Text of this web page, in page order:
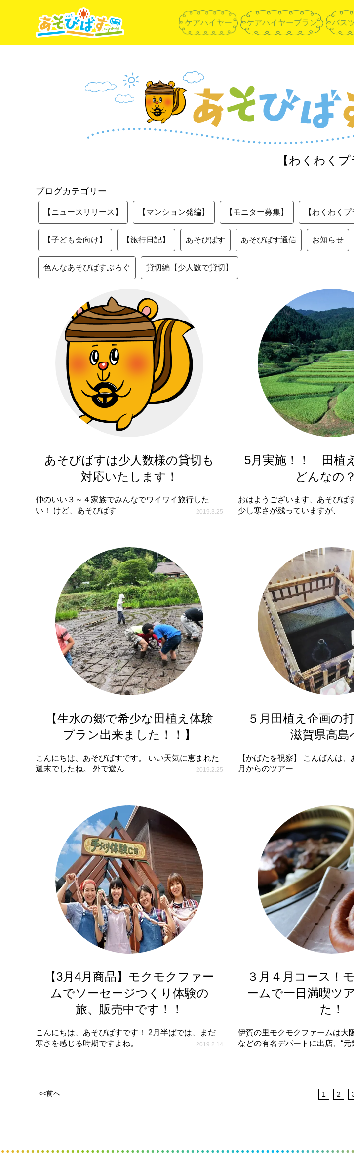
ケアハイヤー ケアハイヤープラン バス
【わくわくプ
ブログカテゴリー
【ニュースリリース】 【マンション発編】 【モニター募集】 【わくわくプ
【子ども会向け】 【旅行日記】 あそびばす あそびばす通信 お知らせ
色んなあそびばすぶろぐ 貸切編【少人数で貸切】
あそびばすは少人数様の貸切も
対応いたします！
仲のいい３～４家族でみんなでワイワイ旅行した
い！ けど、あそびばす
2019.3.25
5月実施！！ 田植
どんなの
おはようございます、あそびば
少し寒さが残っていますが、
【生水の郷で希少な田植え体験
プラン出来ました！！】
こんにちは、あそびばすです。 いい天気に恵まれた
週末でしたね。 外で遊ん
2019.2.25
５月田植え企画の
滋賀県高島
【かばたを視察】 こんばんは、
月からのツアー
【3月4月商品】モクモクファー
ムでソーセージつくり体験の
旅、販売中です！！
こんにちは、あそびばすです！ 2月半ばでは、まだ
寒さを感じる時期ですよね。
2019.2.14
３月４月コース！
ームで一日満喫ツ
た！
伊賀の里モクモクファームは大
などの有名デパートに出店、“元
<<前へ 1 2